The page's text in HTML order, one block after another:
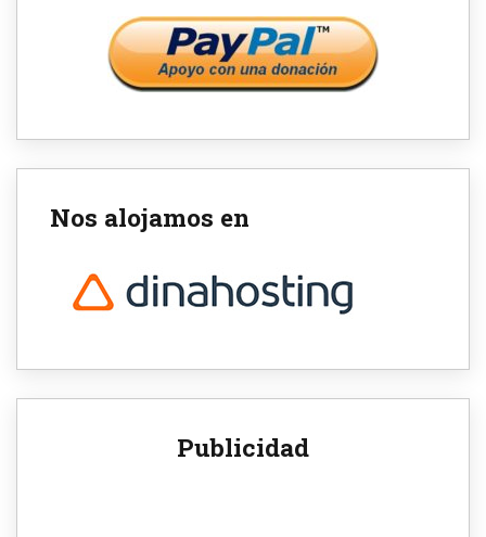
Nos alojamos en
Publicidad